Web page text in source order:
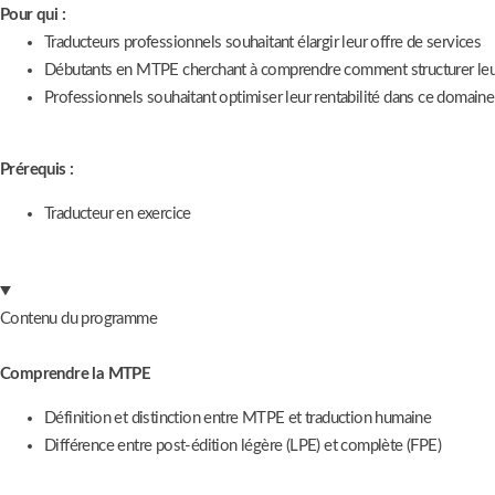
Pour qui :
Traducteurs professionnels souhaitant élargir leur offre de services
Débutants en MTPE cherchant à comprendre comment structurer
Professionnels souhaitant optimiser leur rentabilité dans ce domaine
Prérequis :
Traducteur en exercice
Contenu du programme
Comprendre la MTPE
Définition et distinction entre MTPE et traduction humaine
Différence entre post-édition légère (LPE) et complète (FPE)